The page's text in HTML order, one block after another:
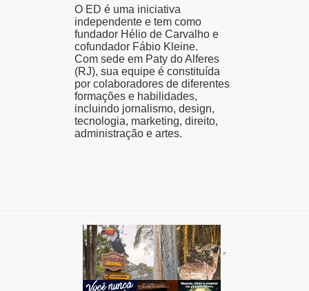
O ED é uma iniciativa
independente e tem como
fundador Hélio de Carvalho e
cofundador Fábio Kleine.
Com sede em Paty do Alferes
(RJ), sua equipe é constituída
por colaboradores de diferentes
formações e habilidades,
incluindo jornalismo, design,
tecnologia, marketing, direito,
administração e artes.